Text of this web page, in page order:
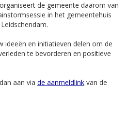
de gemeente daarom van
in het gemeentehuis
ideeën en initiatieven delen om de
te bevorderen en positieve
aan via de aanmeldlink van de